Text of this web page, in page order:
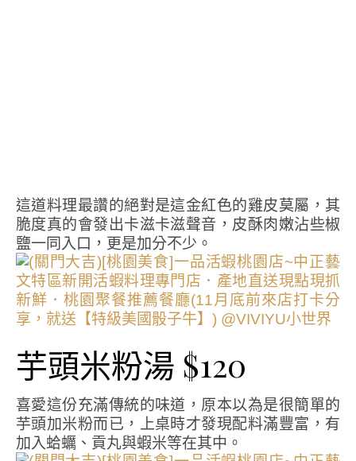
這道料理最讚的絕對是這金紅色的雞皮莫屬，其
脆度真的會發出卡滋卡滋聲音，皮酥肉嫩沾些椒
鹽一同入口，更是加分不少。
芋頭米粉湯 $120
喜愛這份充滿傳統的味道，原本以為是很簡單的
芋頭加米粉而已，上桌時才發現配料滿豐富，有
加入蛤蠣、貢丸與蝦米等在其中。